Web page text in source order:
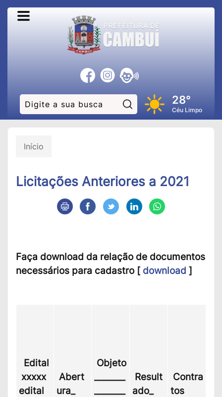
Pesquisar:28°
Céu Limpo
Início
Licitações Anteriores a 2021
Faça download da relação de documentos
necessários para cadastro[ download ]
Edital
xxxxx
edital
Abert
ura_
Objeto
_______
_______
Result
ado_
Contra
tos